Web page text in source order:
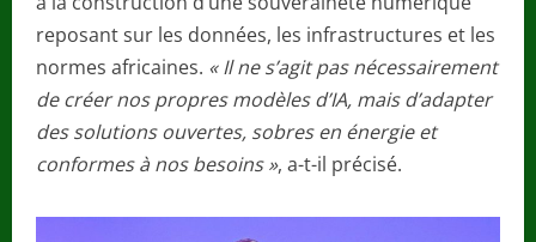
reposant sur les données, les infrastructures et les
normes africaines. « Il ne s’agit pas nécessairement
de créer nos propres modèles d’IA, mais d’adapter
des solutions ouvertes, sobres en énergie et
conformes à nos besoins », a-t-il précisé.